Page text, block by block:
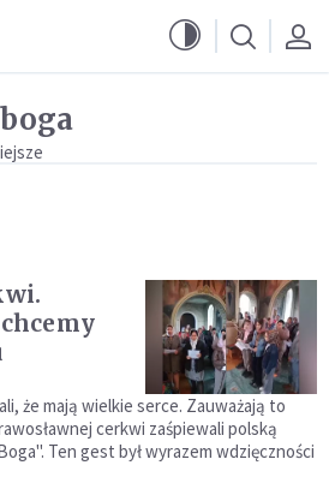
że mają wielkie serce. Zauważają to
cerkwi zaśpiewali polską
Ten gest był wyrazem wdzięczności